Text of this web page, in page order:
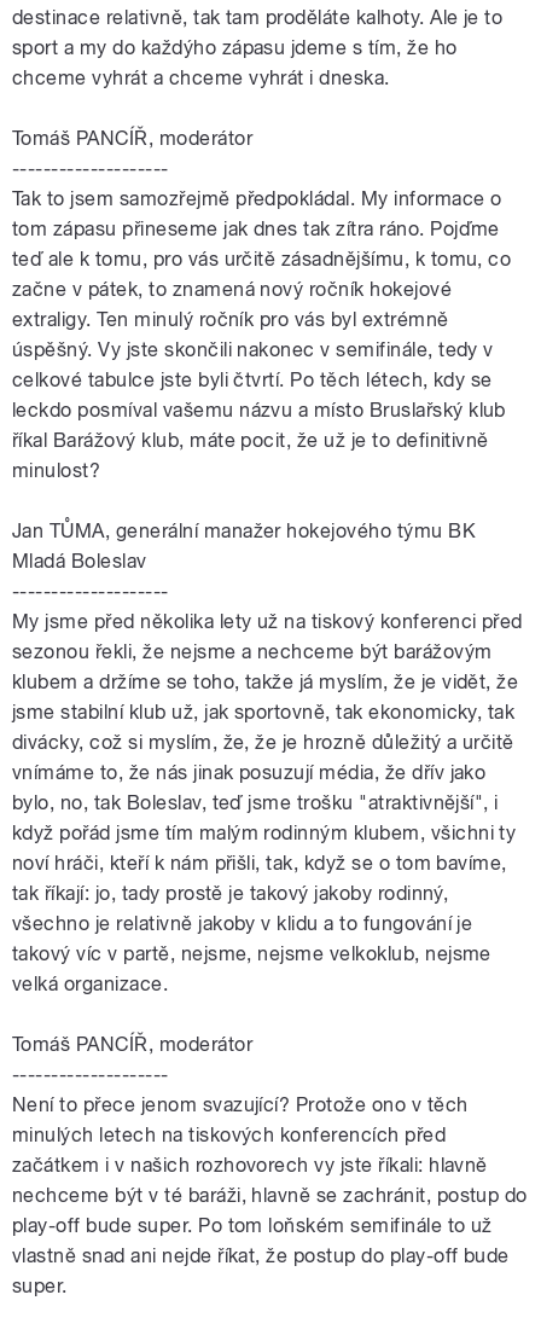
destinace relativně, tak tam proděláte kalhoty. Ale je to
sport a my do každýho zápasu jdeme s tím, že ho
chceme vyhrát a chceme vyhrát i dneska.
Tomáš PANCÍŘ, moderátor
--------------------
Tak to jsem samozřejmě předpokládal. My informace o
tom zápasu přineseme jak dnes tak zítra ráno. Pojďme
teď ale k tomu, pro vás určitě zásadnějšímu, k tomu, co
začne v pátek, to znamená nový ročník hokejové
extraligy. Ten minulý ročník pro vás byl extrémně
úspěšný. Vy jste skončili nakonec v semifinále, tedy v
celkové tabulce jste byli čtvrtí. Po těch létech, kdy se
leckdo posmíval vašemu názvu a místo Bruslařský klub
říkal Barážový klub, máte pocit, že už je to definitivně
minulost?
Jan TŮMA, generální manažer hokejového týmu BK
Mladá Boleslav
--------------------
My jsme před několika lety už na tiskový konferenci před
sezonou řekli, že nejsme a nechceme být barážovým
klubem a držíme se toho, takže já myslím, že je vidět, že
jsme stabilní klub už, jak sportovně, tak ekonomicky, tak
divácky, což si myslím, že, že je hrozně důležitý a určitě
vnímáme to, že nás jinak posuzují média, že dřív jako
bylo, no, tak Boleslav, teď jsme trošku "atraktivnější", i
když pořád jsme tím malým rodinným klubem, všichni ty
noví hráči, kteří k nám přišli, tak, když se o tom bavíme,
tak říkají: jo, tady prostě je takový jakoby rodinný,
všechno je relativně jakoby v klidu a to fungování je
takový víc v partě, nejsme, nejsme velkoklub, nejsme
velká organizace.
Tomáš PANCÍŘ, moderátor
--------------------
Není to přece jenom svazující? Protože ono v těch
minulých letech na tiskových konferencích před
začátkem i v našich rozhovorech vy jste říkali: hlavně
nechceme být v té baráži, hlavně se zachránit, postup do
play-off bude super. Po tom loňském semifinále to už
vlastně snad ani nejde říkat, že postup do play-off bude
super.